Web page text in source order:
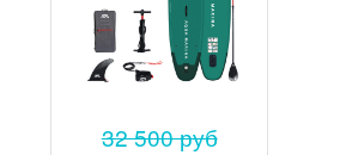
32 500 руб